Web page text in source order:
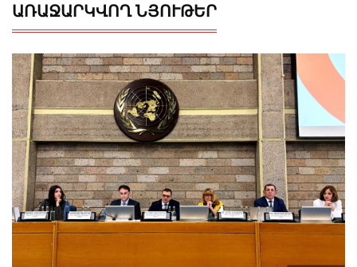
ԱՌԱՋԱՐԿՎՈՂ ՆՅՈՒԹԵՐ